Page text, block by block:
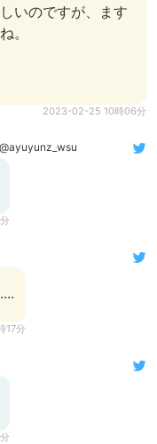
いのですが、ます
。
2023-02-25 10時06分
@ayuyunz_wsu
17分